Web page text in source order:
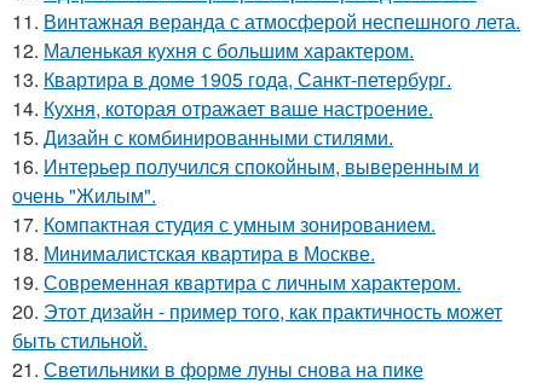
11. Винтажная веранда с атмосферой неспешного лета.
12. Маленькая кухня с большим характером.
13. Квартира в доме 1905 года, Санкт-петербург.
14. Кухня, которая отражает ваше настроение.
15. Дизайн с комбинированными стилями.
16. Интерьер получился спокойным, выверенным и
очень "Жилым".
17. Компактная студия с умным зонированием.
18. Минималистская квартира в Москве.
19. Современная квартира с личным характером.
20. Этот дизайн - пример того, как практичность может
быть стильной.
21. Светильники в форме луны снова на пике